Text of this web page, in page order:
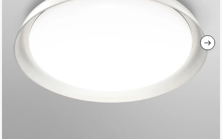
images
gallery